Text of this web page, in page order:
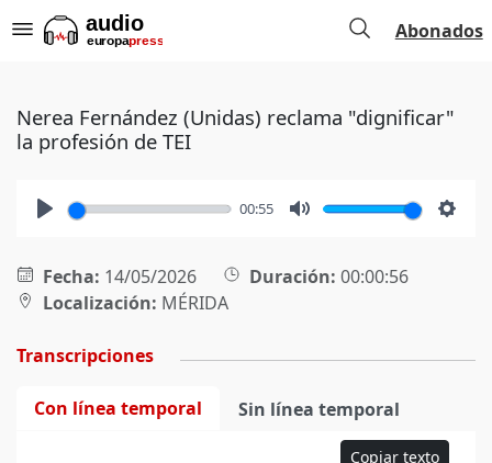
Abonados
Nerea Fernández (Unidas) reclama "dignificar"
la profesión de TEI
00:55
Fecha: 14/05/2026 Duración: 00:00:56
Localización: MÉRIDA
Transcripciones
Con línea temporal Sin línea temporal
Copiar texto